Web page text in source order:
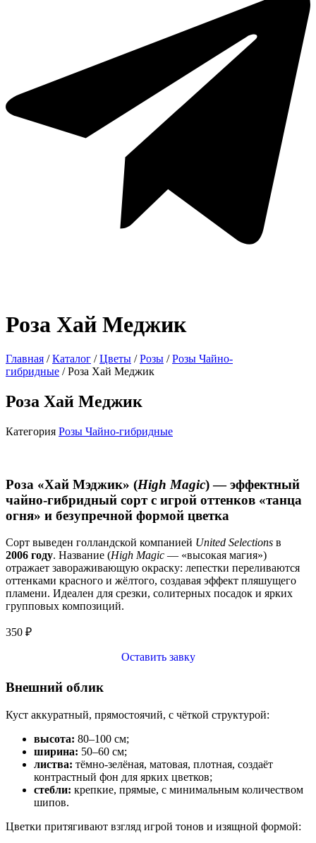
Роза Хай Меджик
Главная /Каталог /Цветы /Розы /Розы Чайно-
гибридные / Роза Хай Меджик
Роза Хай Меджик
Категория Розы Чайно-гибридные
Роза «Хай Мэджик» (High Magic) — эффектный
чайно‑гибридный сорт с игрой оттенков «танца
огня» и безупречной формой цветка
Сорт выведен голландской компанией United Selections в
2006 году. Название (High Magic — «высокая магия»)
отражает завораживающую окраску: лепестки переливаются
оттенками красного и жёлтого, создавая эффект пляшущего
пламени. Идеален для срезки, солитерных посадок и ярких
групповых композиций.
350 ₽
Оставить завку
Внешний облик
Куст аккуратный, прямостоячий, с чёткой структурой:
высота: 80–100 см;
ширина: 50–60 см;
листва: тёмно‑зелёная, матовая, плотная, создаёт
контрастный фон для ярких цветков;
стебли: крепкие, прямые, с минимальным количеством
шипов.
Цветки притягивают взгляд игрой тонов и изящной формой: